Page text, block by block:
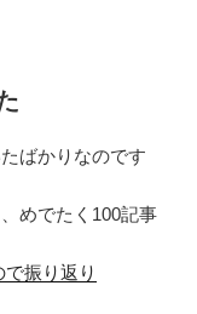
ばかりなのです
めでたく100記事
振り返り